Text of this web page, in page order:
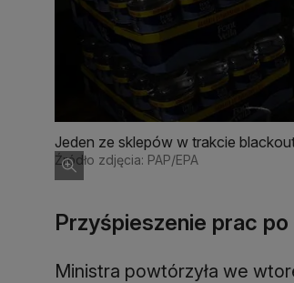
Jeden ze sklepów w trakcie
Źródło zdjęcia: PAP/EPA
Przyśpieszenie prac
Ministra powtórzyła we